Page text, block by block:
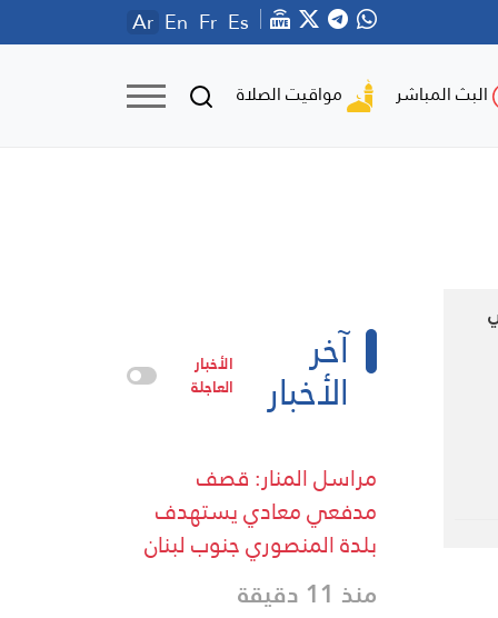
Ar En Fr Es
البث المباشر مواقيت الصلاة
آخر
الأخبار
الأخبار
العاجلة
مراسل المنار: قصف
مدفعي معادي يستهدف
بلدة المنصوري جنوب لبنان
منذ 11 دقيقة